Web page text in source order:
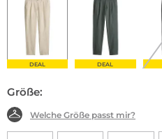
DEAL DEAL
Größe:
Welche Größe passt mir?